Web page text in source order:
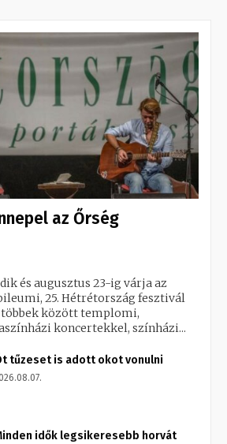
az Őrség
és augusztus 23-ig várja az
25. Hétrétország fesztivál
többek között templomi,
koncertekkel, színházi...
tűzeset is adott okot vonulni
idők legsikeresebb horvát